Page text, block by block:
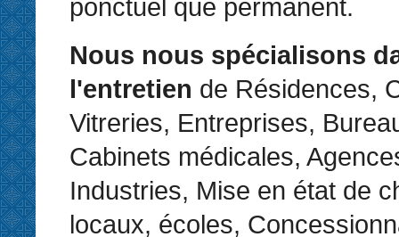
ponctuel que permanent.
Nous nous spécialisons
l'entretien de Résidences,
Vitreries, Entreprises,
Cabinets médicales,
Industries, Mise en état de
locaux, écoles,